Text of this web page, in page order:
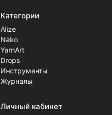
Категории
Alize
Nako
YarnArt
Drops
Инструменты
Журналы
Личный кабинет